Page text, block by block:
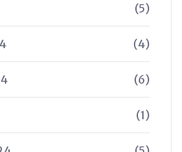
(5)
(4)
(6)
(1)